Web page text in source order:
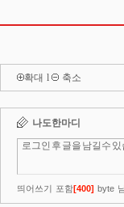
확대 l 축소